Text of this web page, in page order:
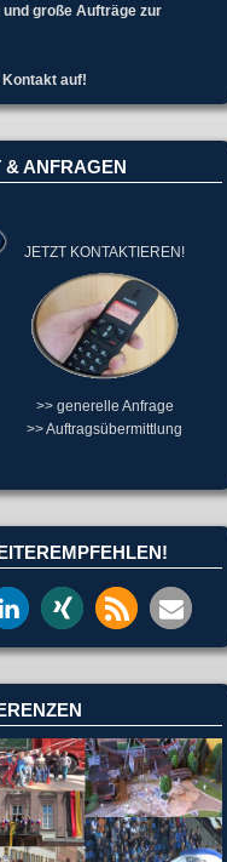
große Aufträge zur
Kontakt auf!
& ANFRAGEN
JETZT KONTAKTIEREN!
>> generelle Anfrage
>> Auftragsübermittlung